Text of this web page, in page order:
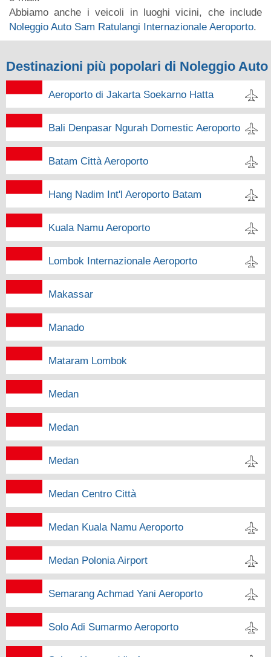
Abbiamo anche i veicoli in luoghi vicini, che include
Noleggio Auto Sam Ratulangi Internazionale Aeroporto.
Destinazioni più popolari di Noleggio Auto
Aeroporto di Jakarta Soekarno Hatta
Bali Denpasar Ngurah Domestic Aeroporto
Batam Città Aeroporto
Hang Nadim Int'l Aeroporto Batam
Kuala Namu Aeroporto
Lombok Internazionale Aeroporto
Makassar
Manado
Mataram Lombok
Medan
Medan
Medan
Medan Centro Città
Medan Kuala Namu Aeroporto
Medan Polonia Airport
Semarang Achmad Yani Aeroporto
Solo Adi Sumarmo Aeroporto